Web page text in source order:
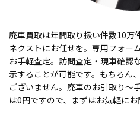
廃車買取は年間取り扱い件数10万
ネクストにお任せを。専用フォー
お手軽査定。訪問査定・現車確認
示することが可能です。もちろん
ございません。廃車のお引取り〜
は0円ですので、まずはお気軽にお